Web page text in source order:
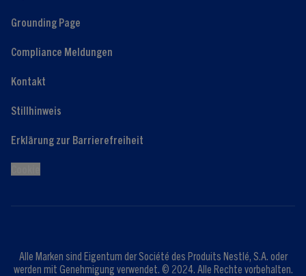
Grounding Page
Compliance Meldungen
Kontakt
Stillhinweis
Erklärung zur Barrierefreiheit
Alle Marken sind Eigentum der Société des Produits Nestlé, S.A. oder
werden mit Genehmigung verwendet. © 2024. Alle Rechte vorbehalten.